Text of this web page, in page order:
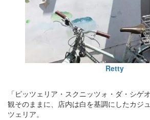
Retty
「ピッツェリア・スクニッツォ・ダ・シゲ
観そのままに、店内は白を基調にしたカジ
ツェリア。